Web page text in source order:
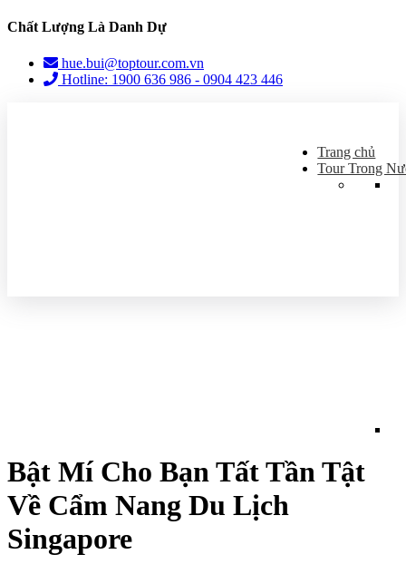
Chất Lượng Là Danh Dự
hue.bui@toptour.com.vn
Hotline: 1900 636 986 - 0904 423 446
Trang chủ
Tour Trong
Bật Mí Cho Bạn Tất Tần Tật
Về Cẩm Nang Du Lịch
Singapore